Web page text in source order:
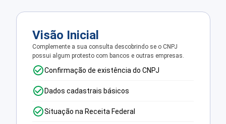
Visão Inicial
Complemente a sua consulta descobrindo se o CNPJ
possui algum protesto com bancos e outras empresas.
Confirmação de existência do CNPJ
Dados cadastrais básicos
Situação na Receita Federal